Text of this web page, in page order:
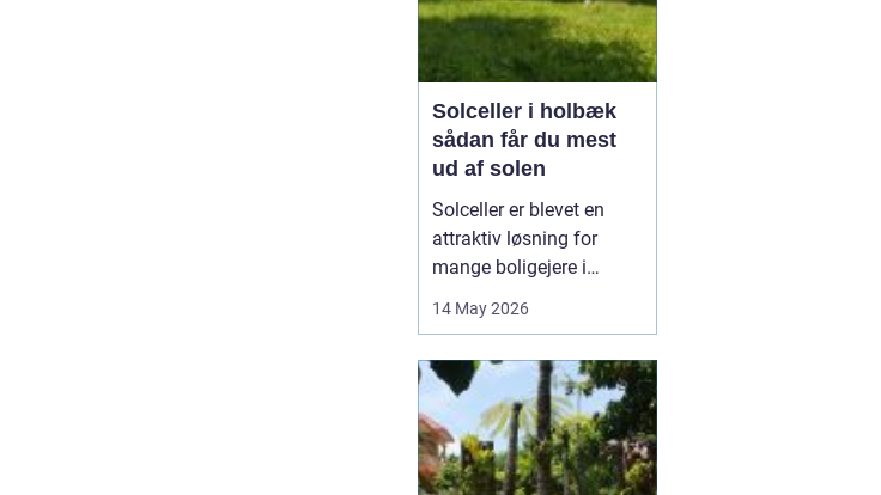
Solceller i holbæk
sådan får du mest
ud af solen
Solceller er blevet en
attraktiv løsning for
mange boligejere i
ønsker at sænke
gøre noget godt for
klimaet. Med de stigende
energipriser og en øget
interesse for grøn
14 May 2026